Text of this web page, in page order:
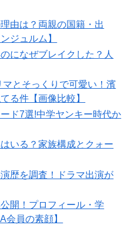
由は？両親の国籍・出
ジュルム】
になぜブレイクした？人
とそっくりで可愛い！濱
る件【画像比較】
ド7選!中学ヤンキー時代か
いる？家族構成とクォー
歴を調査！ドラマ出演が
開！プロフィール・学
会員の素顔】